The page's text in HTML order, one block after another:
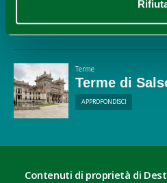
Terme
Terme di
APPROFONDISCI
Contenuti di proprietà di